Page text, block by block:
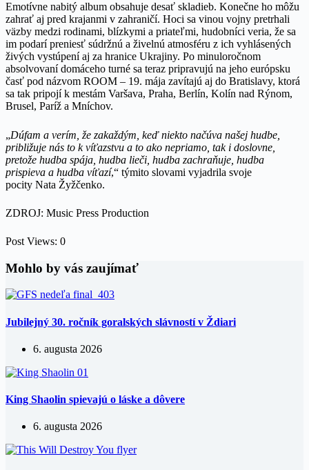
Emotívne nabitý album obsahuje desať skladieb. Konečne ho môžu
zahrať aj pred krajanmi v zahraničí. Hoci sa vinou vojny pretrhali
väzby medzi rodinami, blízkymi a priateľmi, hudobníci veria, že sa
im podarí preniesť súdržnú a živelnú atmosféru z ich vyhlásených
živých vystúpení aj za hranice Ukrajiny. Po minuloročnom
absolvovaní domáceho turné sa teraz pripravujú na jeho európsku
časť pod názvom ROOM – 19. mája zavítajú aj do Bratislavy, ktorá
sa tak pripojí k mestám Varšava, Praha, Berlín, Kolín nad Rýnom,
Brusel, Paríž a Mníchov.
„Dúfam a verím, že zakaždým, keď niekto načúva našej hudbe,
približuje nás to k víťazstvu a to ako nepriamo, tak i doslovne,
pretože hudba spája, hudba lieči, hudba zachraňuje, hudba
prispieva a hudba víťazí,“ týmito slovami vyjadrila svoje
pocity Nata Žyžčenko.
ZDROJ: Music Press Production
Post Views: 0
Mohlo by vás zaujímať
Jubilejný 30. ročník goralských slávností v Ždiari
6. augusta 2026
King Shaolin spievajú o láske a dôvere
6. augusta 2026